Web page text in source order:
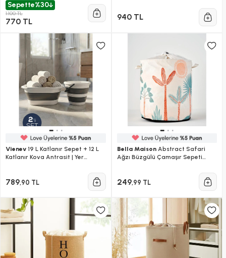
Sepette%30
1.100 TL
770 TL 940 TL
Vienev 19 L Katlanır Sepet + 12 L
Katlanır Kova Antrasit | Yer
789,90 TL
Bella MaisonAbstract Safari
Ağzı Büzgülü Çamaşır Sepeti
249,99 TL